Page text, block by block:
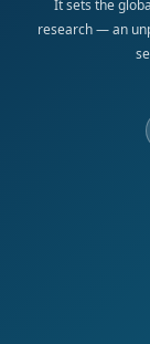
It sets the
research — an